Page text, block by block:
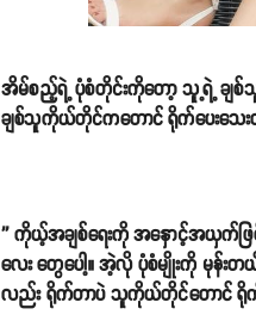
အိမ်စည့်ရဲ့ ပုံစံတိုင်းကိုတော့ သူ့ရဲ့ ချ
ချစ်သူကိုယ်တိုင်ကတောင် ရိုက်ပေးသေး
'' ကိုယ့်အချစ်ရေးကို အနှောင့်အယှက်ဖြ
လေး တွေပေါ့။ အဲ့လို ပုံစံမျိုးကို မုန်
လည်း ရိုက်တာပဲ သူကိုယ်တိုင်တောင် ရို